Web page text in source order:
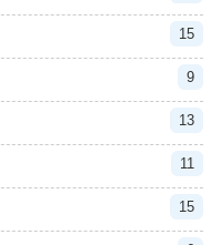
15
9
13
11
15